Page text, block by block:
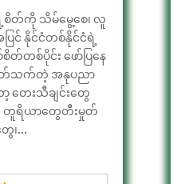
တ်ကို သိမ်မွေ့စေ၊ လူ
ြင် နိုင်ငံတစ်နိုင်ငံရဲ့
တစ်ပိုင်း ဖော်ပြနေ
တ်သက်တဲ့ အနုပညာ
တေးသီချင်းတွေ
တူရိယာတွေတီးမှုတ်
၊...